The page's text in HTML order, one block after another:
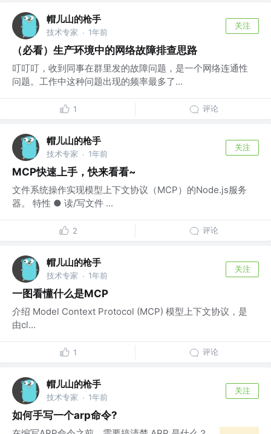
帽儿山的枪手
技术专家 · 1年前
关注
（必看）生产环境中的网络故障排查思路
叮叮叮，收到同事在群里发的故障问题，是一个网络连通性
问题。工作中这种问题出现的频率最多了...
1 评论
帽儿山的枪手
技术专家 · 1年前
关注
MCP快速上手，快来看看~
文件系统操作实现模型上下文协议（MCP）的Node.js服务
器。 特性 ● 读/写文件 ...
2 评论
帽儿山的枪手
技术专家 · 1年前
关注
一图看懂什么是MCP
介绍 Model Context Protocol (MCP) 模型上下文协议，是
由cl...
1 评论
帽儿山的枪手
技术专家 · 1年前
关注
如何手写一个arp命令?